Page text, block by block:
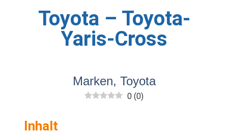
Toyota – Toyota-
Yaris-Cross
Marken, Toyota
0 (0)
Inhalt